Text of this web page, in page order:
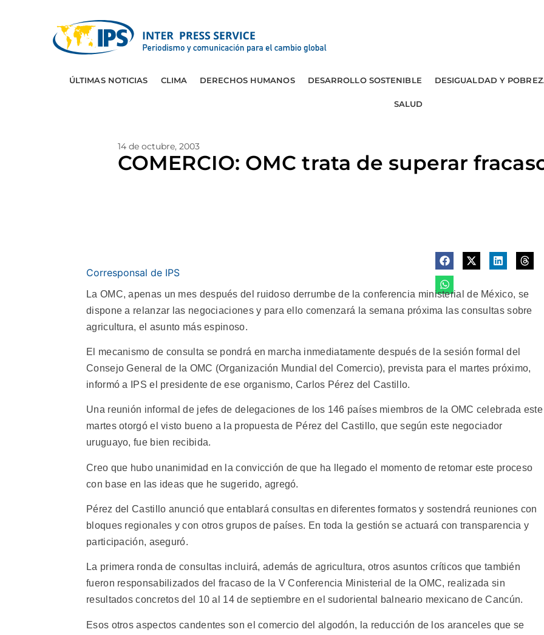
ÚLTIMAS NOTICIAS CLIMA DERECHOS HUMANOS DESARROLLO SOSTENIBLE DESIGUALDAD Y
SALUD
14 de octubre, 2003
COMERCIO: OMC trata de superar
Corresponsal de IPS
La OMC, apenas un mes después del ruidoso derrumbe de la conferencia ministerial de México, se
dispone a relanzar las negociaciones y para ello comenzará la semana próxima las consultas sobre
agricultura, el asunto más espinoso.
El mecanismo de consulta se pondrá en marcha inmediatamente después de la sesión formal del
Consejo General de la OMC (Organización Mundial del Comercio), prevista para el martes próximo,
informó a IPS el presidente de ese organismo, Carlos Pérez del Castillo.
Una reunión informal de jefes de delegaciones de los 146 países miembros de la OMC celebrada este
martes otorgó el visto bueno a la propuesta de Pérez del Castillo, que según este negociador
uruguayo, fue bien recibida.
Creo que hubo unanimidad en la convicción de que ha llegado el momento de retomar este proceso
con base en las ideas que he sugerido, agregó.
Pérez del Castillo anunció que entablará consultas en diferentes formatos y sostendrá reuniones con
bloques regionales y con otros grupos de países. En toda la gestión se actuará con transparencia y
participación, aseguró.
La primera ronda de consultas incluirá, además de agricultura, otros asuntos críticos que también
fueron responsabilizados del fracaso de la V Conferencia Ministerial de la OMC, realizada sin
resultados concretos del 10 al 14 de septiembre en el sudoriental balneario mexicano de Cancún.
Esos otros aspectos candentes son el comercio del algodón, la reducción de los aranceles que se